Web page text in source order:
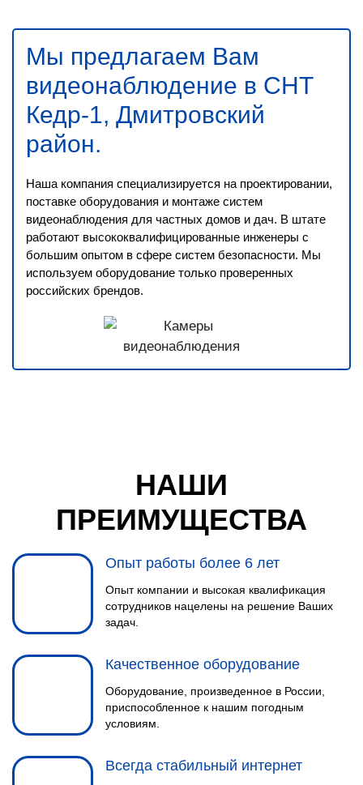
Мы предлагаем Вам
видеонаблюдение в СНТ
Кедр-1, Дмитровский
район.
Наша компания специализируется на проектировании,
поставке оборудования и монтаже систем
видеонаблюдения для частных домов и дач. В штате
работают высококвалифицированные инженеры с
большим опытом в сфере систем безопасности. Мы
используем оборудование только проверенных
российских брендов.
НАШИ
ПРЕИМУЩЕСТВА
Опыт работы более 6 лет
Опыт компании и высокая квалификация
сотрудников нацелены на решение Ваших
задач.
Качественное оборудование
Оборудование, произведенное в России,
приспособленное к нашим погодным
условиям.
Всегда стабильный интернет